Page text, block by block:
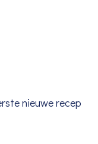
nieuwe recep